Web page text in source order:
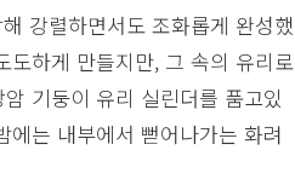
강렬하면서도 조화롭게 완성했
도하게 만들지만, 그 속의 유리로
기둥이 유리 실린더를 품고있
는 내부에서 뻗어나가는 화려